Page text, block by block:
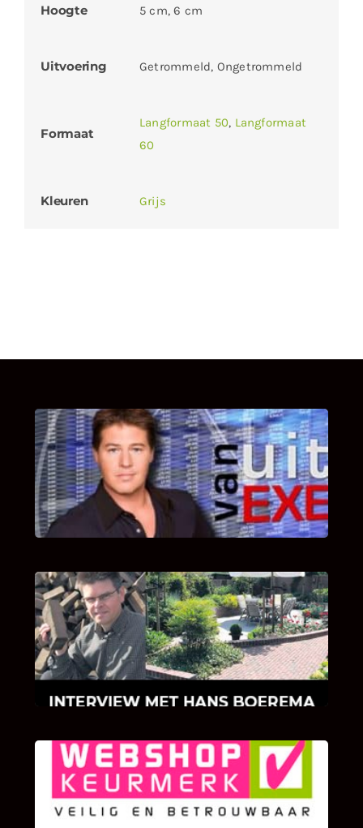
Hoogte 5 cm, 6 cm
Uitvoering Getrommeld, Ongetrommeld
Formaat
Langformaat 50, Langformaat
60
Kleuren Grijs
UITSTEL VAN EXECUTIE
Bekijk hier de fragmenten van de deelname
van Bricks and Stones aan dit programma.
INTERVIEW MET HANS BOEREMA
Hoe Bricks and Stones ontstaan is en wat
Hans Boerema motiveert in de wereld van
klinkers en tegels!
KLANT BEOORDELINGEN
We zijn er zeer op gesteld om te weten wat u
als klant van ons en onze diensten vindt.